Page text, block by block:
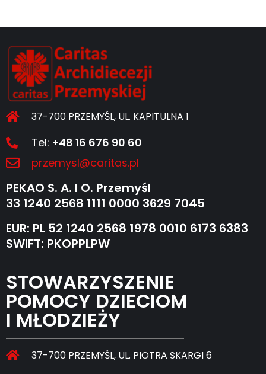
37-700 PRZEMYŚL, UL. KAPITULNA 1
Tel: +48 16 676 90 60
przemysl@caritas.pl
PEKAO S. A. I O. Przemyśl
33 1240 2568 1111 0000 3629 7045
EUR: PL 52 1240 2568 1978 0010 6173 6383
SWIFT: PKOPPLPW
STOWARZYSZENIE
POMOCY DZIECIOM
I MŁODZIEŻY
37-700 PRZEMYŚL, UL. PIOTRA SKARGI 6